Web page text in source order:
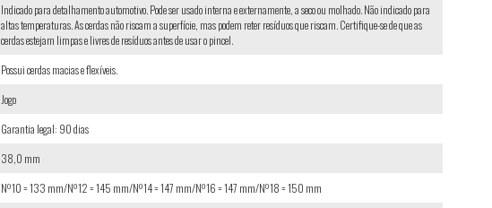
Indicado para detalhamento automotivo. Pode ser usado interna e externamente, a seco ou molhado. Não indicado para
altas temperaturas. As cerdas não riscam a superfície, mas podem reter resíduos que riscam. Certifique-se de que as
cerdas estejam limpas e livres de resíduos antes de usar o pincel.
Possui cerdas macias e flexíveis.
Jogo
Garantia legal: 90 dias
38,0 mm
Nº10 = 133 mm/Nº12 = 145 mm/Nº14 = 147 mm/Nº16 = 147 mm/Nº18 = 150 mm